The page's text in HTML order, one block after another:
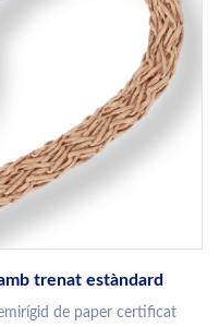
trenat estàndard
de paper certificat